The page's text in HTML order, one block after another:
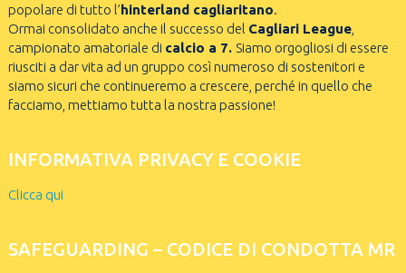
popolare di tutto l’hinterland cagliaritano.
Ormai consolidato anche il successo del Cagliari League,
campionato amatoriale di calcio a 7. Siamo orgogliosi di essere
riusciti a dar vita ad un gruppo così numeroso di sostenitori e
siamo sicuri che continueremo a crescere, perché in quello che
facciamo, mettiamo tutta la nostra passione!
INFORMATIVA PRIVACY E COOKIE
Clicca qui
SAFEGUARDING – CODICE DI CONDOTTA MR